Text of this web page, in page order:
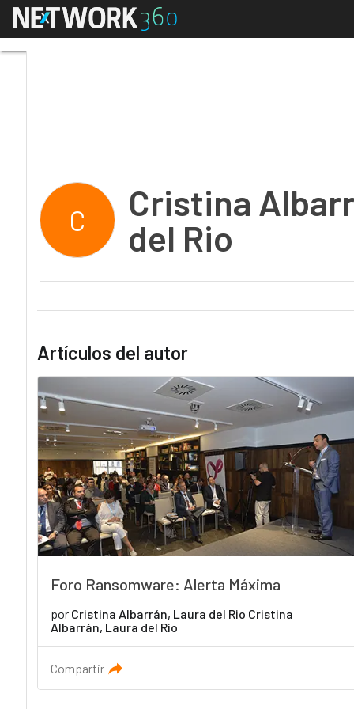
Menú
C
Cristina
del Rio
Artículos del autor
Foro Ransomware: Alerta Máxima
por Cristina Albarrán, Laura del Rio Cristina
Albarrán, Laura del Rio
Compartir